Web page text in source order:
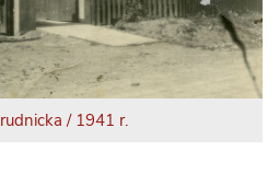
/ 1941 r.